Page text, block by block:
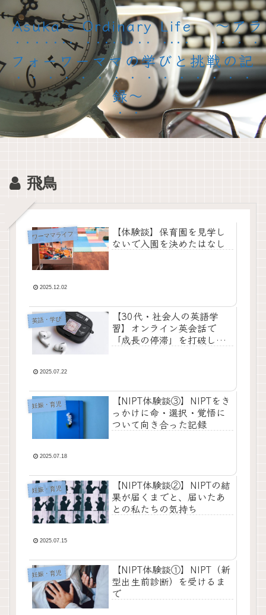
Asuka’s Ordinary Life 〜アラ
フォーワーママの学びと挑戦の記
録〜
飛鳥
ワーママライフ
【体験談】保育園を見学し
ないで入園を決めたはなし
2025.12.02
英語・学び
【30代・社会人の英語学
習】オンライン英会話で
「成長の停滞」を打破した
2025.07.22
妊娠・育児
【NIPT体験談③】NIPTをき
っかけに命・選択・覚悟に
ついて向き合った記録
2025.07.18
妊娠・育児
【NIPT体験談②】NIPTの結
果が届くまでと、届いたあ
との私たちの気持ち
2025.07.15
妊娠・育児
【NIPT体験談①】NIPT（新
型出生前診断）を受けるま
で